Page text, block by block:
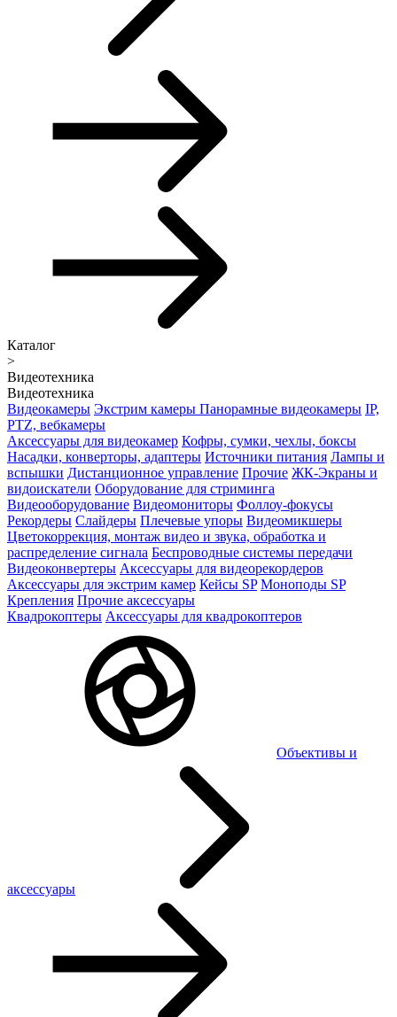
Каталог
>
Видеотехника
Видеотехника
Видеокамеры Экстрим камеры Панорамные видеокамеры IP,
PTZ, вебкамеры
Аксессуары для видеокамер Кофры, сумки, чехлы, боксы
Насадки, конверторы, адаптеры Источники питания Лампы и
вспышки Дистанционное управление Прочие ЖК-Экраны и
видоискатели Оборудование для стриминга
Видеооборудование Видеомониторы Фоллоу-фокусы
Рекордеры Слайдеры Плечевые упоры Видеомикшеры
Цветокоррекция, монтаж видео и звука, обработка и
распределение сигнала Беспроводные системы передачи
Видеоконвертеры Аксессуары для видеорекордеров
Аксессуары для экстрим камер Кейсы SP Моноподы SP
Крепления Прочие аксессуары
Квадрокоптеры Аксессуары для квадрокоптеров
Объективы и
аксессуары